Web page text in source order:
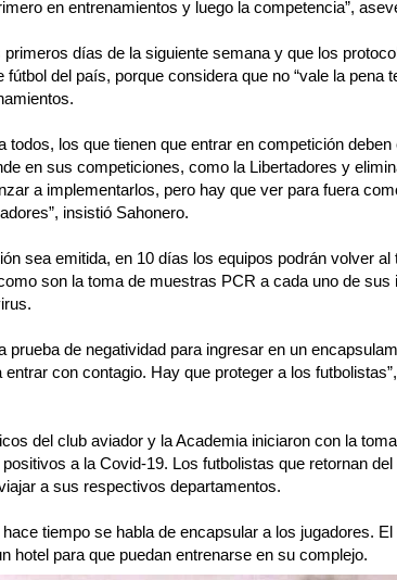
en entrenamientos y luego la competencia”,
días de la siguiente semana y que los
del país, porque considera que no “vale la pena
todos, los que tienen que entrar en competición
en sus competiciones, como la Libertadores y
a implementarlos, pero hay que ver para fuera
insistió Sahonero.
sea emitida, en 10 días los equipos podrán volver al
son la toma de muestras PCR a cada uno de sus
prueba de negatividad para ingresar en un
con contagio. Hay que proteger a los
del club aviador y la Academia iniciaron con la
a la Covid-19. Los futbolistas que retornan
a sus respectivos departamentos.
tiempo se habla de encapsular a los jugadores. El
hotel para que puedan entrenarse en su complejo.